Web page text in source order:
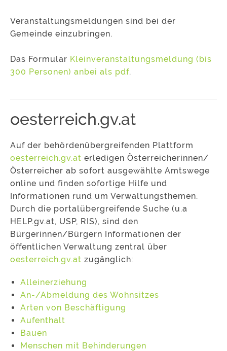
Veranstaltungsmeldungen sind bei der
Gemeinde einzubringen.
Das Formular Kleinveranstaltungsmeldung (bis
300 Personen) anbei als pdf.
oesterreich.gv.at
Auf der behördenübergreifenden Plattform
oesterreich.gv.at erledigen Österreicherinnen/
Österreicher ab sofort ausgewählte Amtswege
online und finden sofortige Hilfe und
Informationen rund um Verwaltungsthemen.
Durch die portalübergreifende Suche (u.a
HELP.gv.at, USP, RIS), sind den
Bürgerinnen/Bürgern Informationen der
öffentlichen Verwaltung zentral über
oesterreich.gv.at zugänglich:
Alleinerziehung
An-/Abmeldung des Wohnsitzes
Arten von Beschäftigung
Aufenthalt
Bauen
Menschen mit Behinderungen